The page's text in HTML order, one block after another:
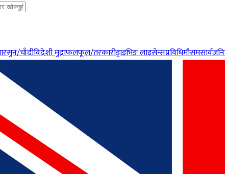
सुन/चाँदीविदेशी मुद्राफलफूल/तरकारीड्राइभिङ लाइसेन्सप्रविधिमौसम